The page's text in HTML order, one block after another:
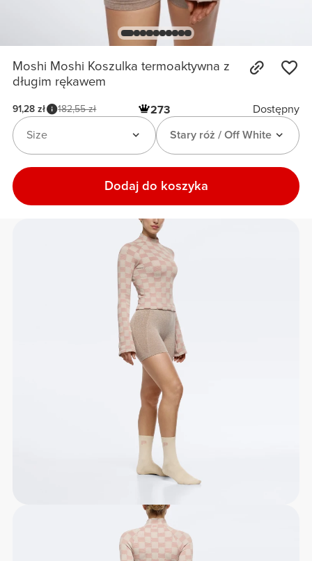
Moshi Moshi Koszulka termoaktywna z
długim rękawem
91,28 zł 182,55 zł 273
Dostępny
Stary róż / Off White
Size
Dodaj do koszyka